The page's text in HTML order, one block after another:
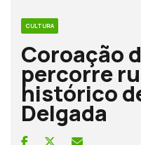
CULTURA
Coroação
percorre
histórico
Delgada